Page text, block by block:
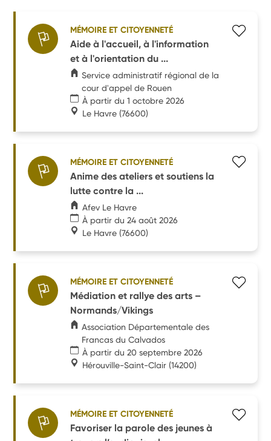
MÉMOIRE ET CITOYENNETÉ
Aide à l'accueil, à l'information
et à l'orientation du ...
Service administratif régional de la
cour d'appel de Rouen
À partir du 1 octobre 2026
Le Havre (76600)
MÉMOIRE ET CITOYENNETÉ
Anime des ateliers et soutiens la
lutte contre la ...
Afev Le Havre
À partir du 24 août 2026
Le Havre (76600)
MÉMOIRE ET CITOYENNETÉ
Médiation et rallye des arts –
Normands/Vikings
Association Départementale des
Francas du Calvados
À partir du 20 septembre 2026
Hérouville-Saint-Clair (14200)
MÉMOIRE ET CITOYENNETÉ
Favoriser la parole des jeunes à